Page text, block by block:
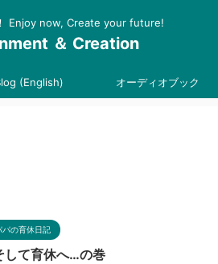
Enjoy now, Create your future!
＆ Creation
(English) オーディオブック
パの育休日記
して育休へ…の巻